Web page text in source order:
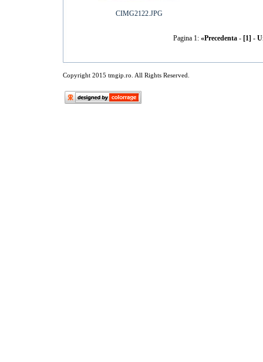
CIMG2122.JPG
Pagina 1: «Precedenta - [1] -
Copyright 2015 tmgip.ro. All Rights Reserved.